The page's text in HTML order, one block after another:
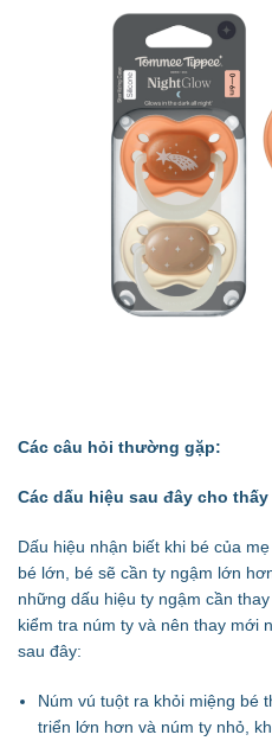
Các câu hỏi thường gặp:
Các dấu hiệu sau đây cho
Dấu hiệu nhận biết khi bé của
bé lớn, bé sẽ cần ty ngậm lớn
những dấu hiệu ty ngậm cần
kiểm tra núm ty và nên thay mới
sau đây:
Núm vú tuột ra khỏi miệng bé
triển lớn hơn và núm ty nhỏ,